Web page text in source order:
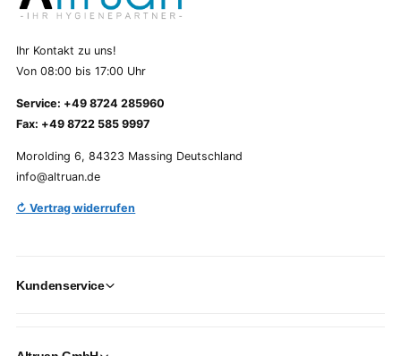
Ihr Kontakt zu uns!
Von 08:00 bis 17:00 Uhr
Service: +49 8724 285960
Fax: +49 8722 585 9997
Morolding 6, 84323 Massing Deutschland
info@altruan.de
↻ Vertrag widerrufen
Kundenservice